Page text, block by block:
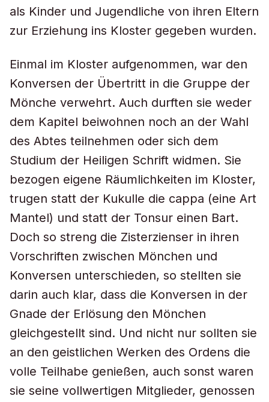
als Kinder und Jugendliche von ihren Eltern
zur Erziehung ins Kloster gegeben wurden.
Einmal im Kloster aufgenommen, war den
Konversen der Übertritt in die Gruppe der
Mönche verwehrt. Auch durften sie weder
dem Kapitel beiwohnen noch an der Wahl
des Abtes teilnehmen oder sich dem
Studium der Heiligen Schrift widmen. Sie
bezogen eigene Räumlichkeiten im Kloster,
trugen statt der Kukulle die cappa (eine Art
Mantel) und statt der Tonsur einen Bart.
Doch so streng die Zisterzienser in ihren
Vorschriften zwischen Mönchen und
Konversen unterschieden, so stellten sie
darin auch klar, dass die Konversen in der
Gnade der Erlösung den Mönchen
gleichgestellt sind. Und nicht nur sollten sie
an den geistlichen Werken des Ordens die
volle Teilhabe genießen, auch sonst waren
sie seine vollwertigen Mitglieder, genossen